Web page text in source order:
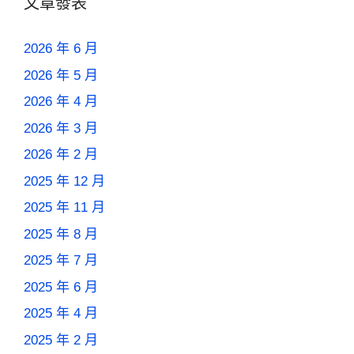
2026 年 6 月
2026 年 5 月
2026 年 4 月
2026 年 3 月
2026 年 2 月
2025 年 12 月
2025 年 11 月
2025 年 8 月
2025 年 7 月
2025 年 6 月
2025 年 4 月
2025 年 2 月